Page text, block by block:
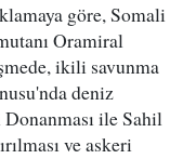
göre, Somali
Oramiral
ikili savunma
deniz
ile Sahil
ve askeri